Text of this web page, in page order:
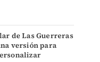
de Las Guerreras
versión para